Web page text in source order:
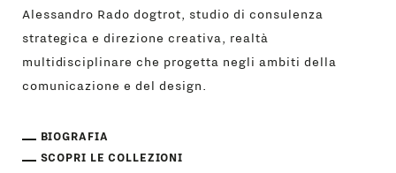
Alessandro Rado dogtrot, studio di consulenza
strategica e direzione creativa, realtà
multidisciplinare che progetta negli ambiti della
comunicazione e del design.
BIOGRAFIA
SCOPRI LE COLLEZIONI